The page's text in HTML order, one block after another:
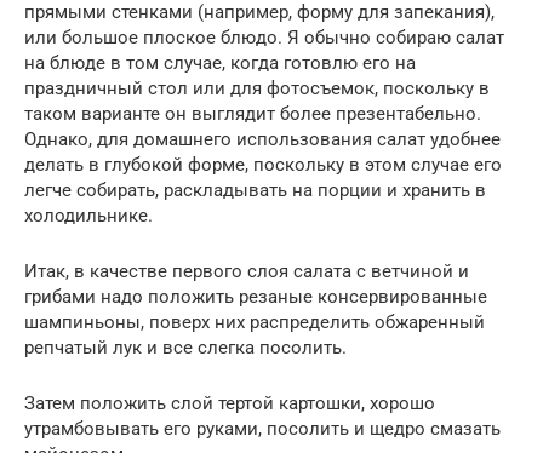
прямыми стенками (например, форму для запекания),
или большое плоское блюдо. Я обычно собираю салат
на блюде в том случае, когда готовлю его на
праздничный стол или для фотосъемок, поскольку в
таком варианте он выглядит более презентабельно.
Однако, для домашнего использования салат удобнее
делать в глубокой форме, поскольку в этом случае его
легче собирать, раскладывать на порции и хранить в
холодильнике.
Итак, в качестве первого слоя салата с ветчиной и
грибами надо положить резаные консервированные
шампиньоны, поверх них распределить обжаренный
репчатый лук и все слегка посолить.
Затем положить слой тертой картошки, хорошо
утрамбовывать его руками, посолить и щедро смазать